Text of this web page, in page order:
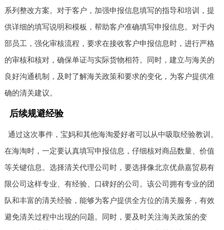
系列整改方案。对于客户，加强申报信息填写的指导和培训，提
供详细的填写说明和模板，帮助客户准确填写申报信息。对于内
部员工，强化审核流程，要求在接收客户申报信息时，进行严格
的审核和核对，确保单证与实际货物相符。同时，建立与海关的
良好沟通机制，及时了解海关政策和要求的变化，为客户提供准
确的清关建议。
后续规避经验
通过这次事件，宝妈和其他海淘爱好者可以从中吸取经验教训。
在海淘时，一定要认真填写申报信息，仔细核对商品数量、价值
等关键信息。选择清关代理公司时，要选择像北京优鼎嘉贸易有
限公司这样专业、有经验、口碑好的公司。该公司拥有专业的团
队和丰富的清关经验，能够为客户提供全方位的清关服务，有效
避免清关过程中出现的问题。同时，要及时关注海关政策的变